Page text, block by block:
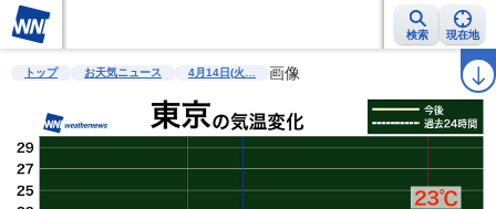
検索 現在地
雨雲レーダー 台風情報 地震情報 警報・注意報 ラ
トップ お天気ニュース 4月14日(火… 画像